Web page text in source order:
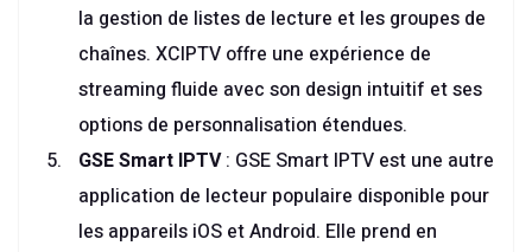
la gestion de listes de lecture et les groupes de
chaînes. XCIPTV offre une expérience de
streaming fluide avec son design intuitif et ses
options de personnalisation étendues.
GSE Smart IPTV: GSE Smart IPTV est une autre
application de lecteur populaire disponible pour
les appareils iOS et Android. Elle prend en